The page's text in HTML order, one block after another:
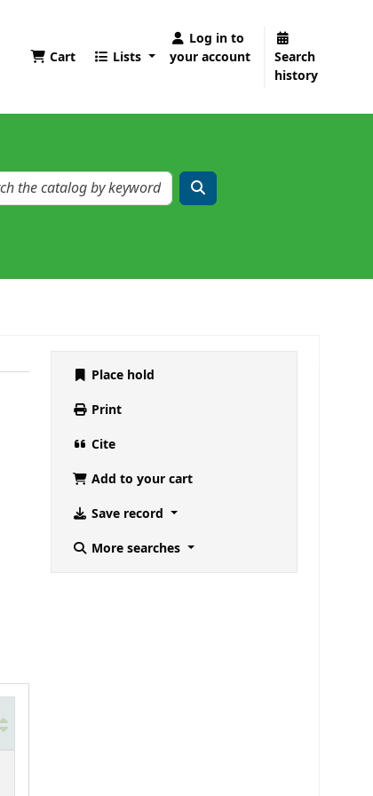
Cart Lists
Log in to
your account
Search
history
Place hold
Print
Cite
Add to your cart
Save record
More searches